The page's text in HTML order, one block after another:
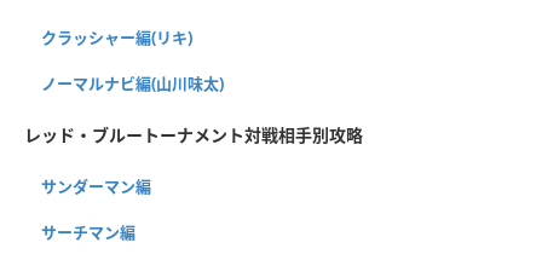
クラッシャー編(リキ)
ノーマルナビ編(山川味太)
レッド・ブルートーナメント対戦相手別攻略
サンダーマン編
サーチマン編